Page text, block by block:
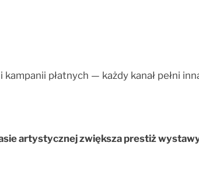
płatnych — każdy kanał pełni
artystycznej zwiększa prestiż